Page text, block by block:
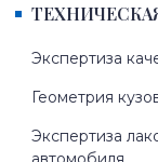
Экспертиза
Геометрия
Экспертиза